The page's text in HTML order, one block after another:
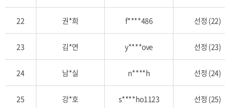
22 권*희 f****486 선정 (22)
23 김*연 y****ove 선정 (23)
24 남*실 n****h 선정 (24)
25 강*호 s****ho1123 선정 (25)